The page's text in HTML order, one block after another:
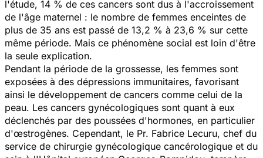
l'étude, 14 % de ces cancers sont dus à l'accroissement
de l'âge maternel : le nombre de femmes enceintes de
plus de 35 ans est passé de 13,2 % à 23,6 % sur cette
même période. Mais ce phénomène social est loin d'être
la seule explication.
Pendant la période de la grossesse, les femmes sont
exposées à des dépressions immunitaires, favorisant
ainsi le développement de cancers comme celui de la
peau. Les cancers gynécologiques sont quant à eux
déclenchés par des poussées d'hormones, en particulier
d'œstrogènes. Cependant, le Pr. Fabrice Lecuru, chef du
service de chirurgie gynécologique cancérologique et du